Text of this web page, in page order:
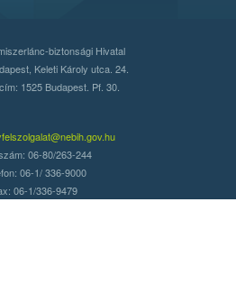
biztonsági Hivatal
Keleti Károly utca. 24.
1525 Budapest. Pf. 30.
06-80/263-244
06-1/ 336-9000
06-1/336-9479